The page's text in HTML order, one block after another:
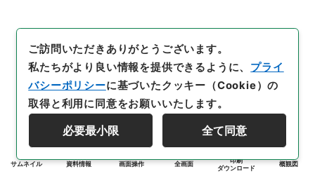
サムネイル 資料情報 画面操作 全画面
印刷
ダウンロード
概観図
ご訪問いただきありがとうございます。
私たちがより良い情報を提供できるように、 プライ
バシーポリシーに基づいたクッキー（Cookie）の
取得と利用に同意をお願いいたします。
必要最小限 全て同意